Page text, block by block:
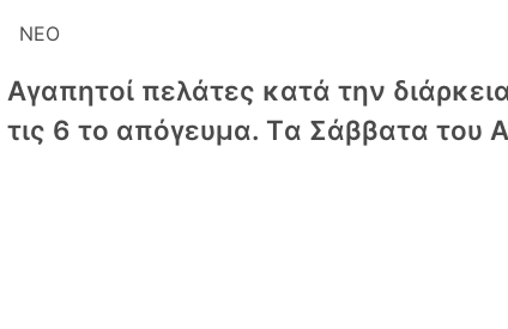
Αγαπητοί πελάτες κατά την
τις 6 το απόγευμα. Tα Σάββατα του
ΝΕΟ